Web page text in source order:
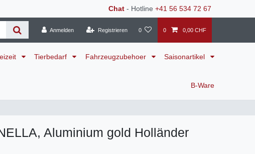
Chat - Hotline +41 56 534 72 67
Anmelden Registrieren 0 0 0,00 CHF
Tierbedarf Fahrzeugzubehoer Saisonartikel
B-Ware
Aluminium gold Holländer